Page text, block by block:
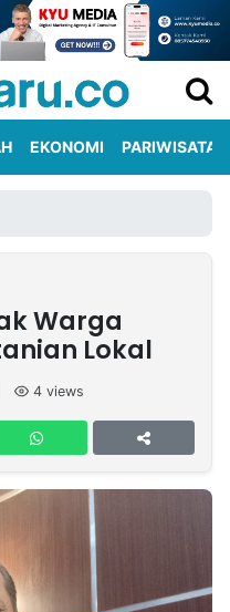
EKONOMI PARIWISATA
Warga
Lokal
4 views